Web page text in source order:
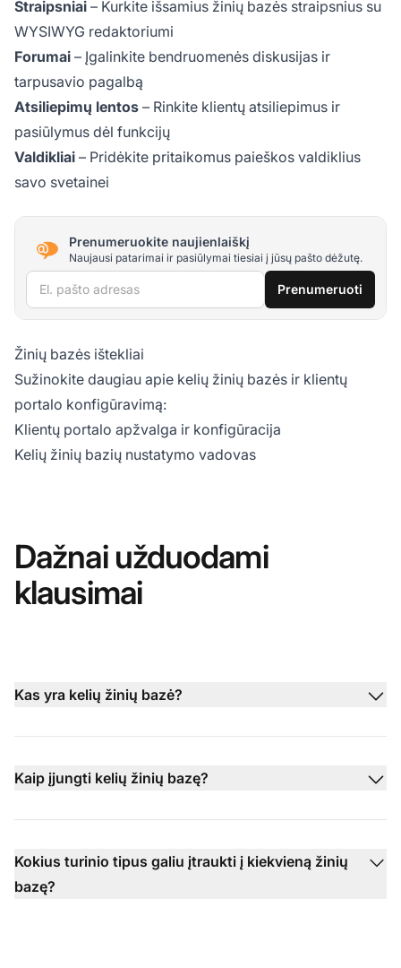
Straipsniai – Kurkite išsamius žinių bazės straipsnius su
WYSIWYG redaktoriumi
Forumai – Įgalinkite bendruomenės diskusijas ir
tarpusavio pagalbą
Atsiliepimų lentos – Rinkite klientų atsiliepimus ir
pasiūlymus dėl funkcijų
Valdikliai – Pridėkite pritaikomus paieškos valdiklius
savo svetainei
Prenumeruokite naujienlaiškį
Naujausi patarimai ir pasiūlymai tiesiai į jūsų pašto dėžutę.
El. pašto adresas Prenumeruoti
Žinių bazės ištekliai
Sužinokite daugiau apie kelių žinių bazės ir klientų
portalo konfigūravimą:
Klientų portalo apžvalga ir konfigūracija
Kelių žinių bazių nustatymo vadovas
Dažnai užduodami
klausimai
Kas yra kelių žinių bazė?
Kaip įjungti kelių žinių bazę?
Kokius turinio tipus galiu įtraukti į kiekvieną žinių
bazę?